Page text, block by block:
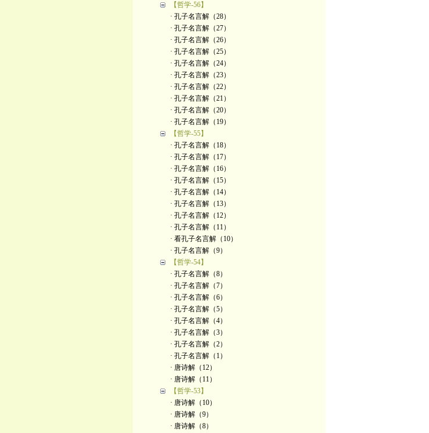
【哲学-56】
· 孔子名言解（28）
· 孔子名言解（27）
· 孔子名言解（26）
· 孔子名言解（25）
· 孔子名言解（24）
· 孔子名言解（23）
· 孔子名言解（22）
· 孔子名言解（21）
· 孔子名言解（20）
· 孔子名言解（19）
【哲学-55】
· 孔子名言解（18）
· 孔子名言解（17）
· 孔子名言解（16）
· 孔子名言解（15）
· 孔子名言解（14）
· 孔子名言解（13）
· 孔子名言解（12）
· 孔子名言解（11）
· 看孔子名言解（10）
· 孔子名言解（9）
【哲学-54】
· 孔子名言解（8）
· 孔子名言解（7）
· 孔子名言解（6）
· 孔子名言解（5）
· 孔子名言解（4）
· 孔子名言解（3）
· 孔子名言解（2）
· 孔子名言解（1）
· 唐诗解（12）
· 唐诗解（11）
【哲学-53】
· 唐诗解（10）
· 唐诗解（9）
· 唐诗解（8）